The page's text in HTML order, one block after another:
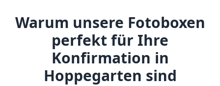
Warum unsere Fotoboxen
perfekt für Ihre
Konfirmation in
Hoppegarten sind